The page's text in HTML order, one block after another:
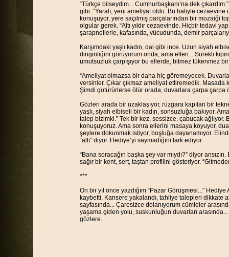
“Türkçe bilseydim... Cumhurbaşkanı’na dek
gibi. “Yaralı, yeni ameliyat oldu. Bu haliyle cezaevine
konuşuyor, yere saçılmış parçalarından bir mozaiği
olgular gerek. “Altı yıldır cezaevinde. Hiçbir tedavi
şarapnellerle, kafasında, vücudunda, demir
Karşımdaki yaşlı kadın, dal gibi ince. Uzun siyah
dinginliğini görüyorum onda, ama elleri... Sürekli
umutsuzluk çarpışıyor bu ellerde, bitmez tükenmez
“Ameliyat olmazsa bir daha hiç göremeyecek.
versinler. Çıkar çıkmaz ameliyat ettiremedik. Masada
Şimdi götürürlerse ölür orada, duvarlara çarpa çarpa
Gözleri arada bir uzaklaşıyor, rüzgara kapılan bir
yaşlı, siyah elbiseli bir kadın, sonsuzluğa bakıyor.
talep bizimki.” Tek bir kez, sessizce, çabucak ağlıyor.
konuşuyoruz. Ama sonra ellerini masaya koyuyor,
şeylere dokunmak istiyor, boşluğa dayanamıyor.
“altı” diyor. Hediye’yi saymadığını fark ediyor.
“Bana soracağın başka şey var mıydı?” diyor
sağır bir kent, sert, taştan profilini gösteriyor.
***
On bir yıl önce yazdığım “Pazar Görüşmesi...”
kaybetti. Kansere yakalandı, tahliye talepleri dikkate
sayfasında... Çaresizce dolanıyorum cümleler
yaşama giden yolu, suskunluğun duvarları
gözlere.